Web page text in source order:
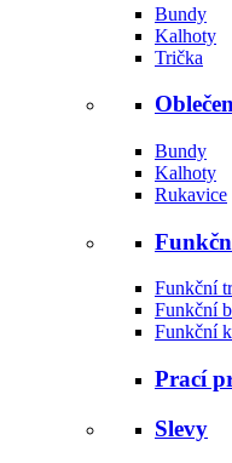
Bundy
Kalhoty
Trička
Bundy
Kalhoty
Rukavice
Funkční
Funkční
Funkční
Prací
Slevy